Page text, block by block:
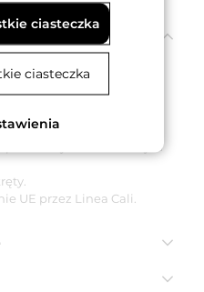
50 mm.
pozłacanym i niklowanym
UE przez Linea Cali.
ciasteczka
ciasteczka